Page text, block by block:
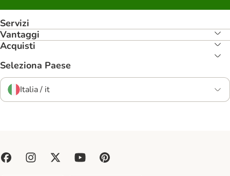
Servizi
Vantaggi
Acquisti
Seleziona Paese
Italia / it